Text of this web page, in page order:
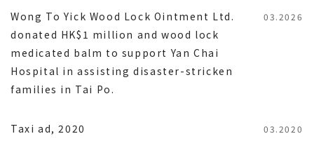
Wong To Yick Wood Lock Ointment Ltd.
donated HK$1 million and wood lock
medicated balm to support Yan Chai
Hospital in assisting disaster-stricken
families in Tai Po.
03.2026
Taxi ad, 2020 03.2020